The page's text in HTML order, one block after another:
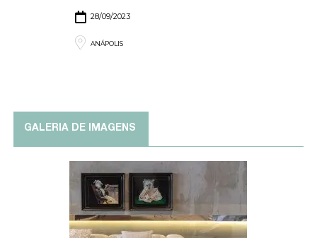
28/09/2023
ANÁPOLIS
GALERIA DE IMAGENS